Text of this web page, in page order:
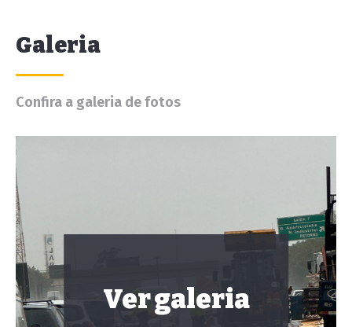
Galeria
Confira a galeria de fotos
Ver galeria